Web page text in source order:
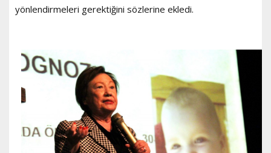
yönlendirmeleri gerektiğini sözlerine ekledi.